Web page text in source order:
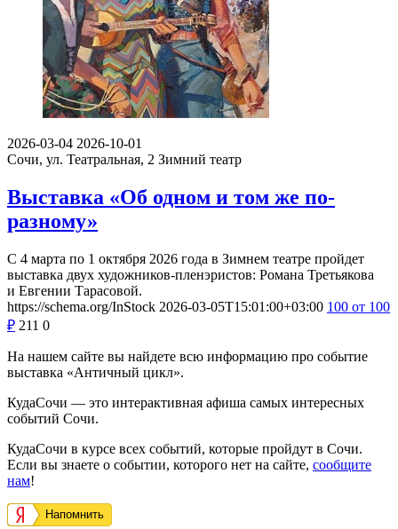
2026-03-04 2026-10-01
Сочи, ул. Театральная, 2 Зимний театр
Выставка «Об одном и том же по-
разному»
С 4 марта по 1 октября 2026 года в Зимнем театре пройдет
выставка двух художников-пленэристов: Романа Третьякова
и Евгении Тарасовой.
https://schema.org/InStock 2026-03-05T15:01:00+03:00 100 от 100
₽ 211 0
На нашем сайте вы найдете всю информацию про событие
выставка «Античный цикл».
КудаСочи — это интерактивная афиша самых интересных
событий Сочи.
КудаСочи в курсе всех событий, которые пройдут в Сочи.
Если вы знаете о событии, которого нет на сайте, сообщите
нам!
Напомнить